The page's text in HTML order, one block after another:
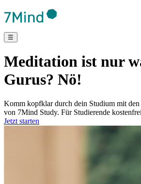
☰
Meditation ist nur
Gurus? Nö!
Komm kopfklar durch dein Studium mit
von 7Mind Study. Für Studierende
Jetzt starten